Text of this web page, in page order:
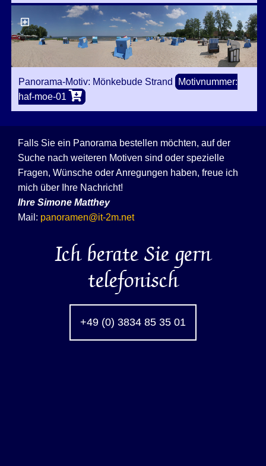
Panorama-Motiv: Mönkebude Strand
Motivnummer:
haf-moe-01
Falls Sie ein Panorama bestellen möchten, auf der
Suche nach weiteren Motiven sind oder spezielle
Fragen, Wünsche oder Anregungen haben, freue ich
mich über Ihre Nachricht!
Ihre Simone Matthey
Mail: panoramen@it-2m.net
Ich berate Sie gern
telefonisch
+49 (0) 3834 85 35 01